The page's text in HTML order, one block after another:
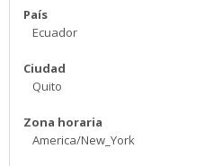
País
Ecuador
Ciudad
Quito
Zona horaria
America/New_York